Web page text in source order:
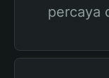
percaya